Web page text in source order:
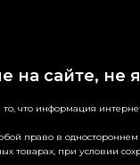
на сайте, не
что информация
право в
товарах, при условии